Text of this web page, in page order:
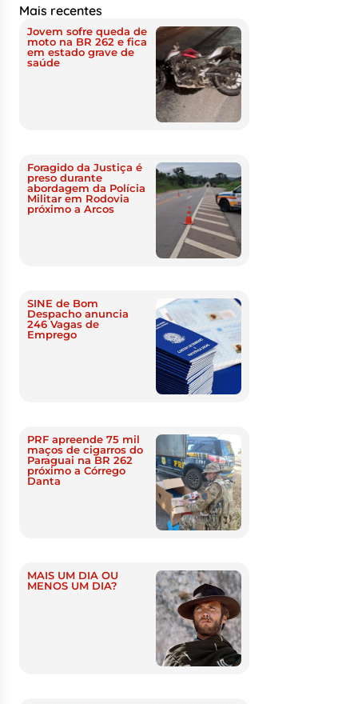
Mais recentes
Jovem sofre queda de
moto na BR 262 e fica
em estado grave de
saúde
Foragido da Justiça é
preso durante
abordagem da Polícia
Militar em Rodovia
próximo a Arcos
SINE de Bom
Despacho anuncia
246 Vagas de
Emprego
PRF apreende 75 mil
maços de cigarros do
Paraguai na BR 262
próximo a Córrego
Danta
MAIS UM DIA OU
MENOS UM DIA?